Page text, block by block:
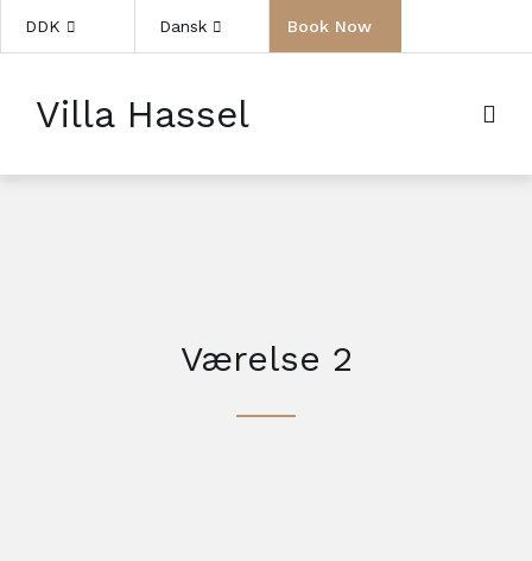
DDK Dansk Book Now
Villa Hassel
Værelse 2